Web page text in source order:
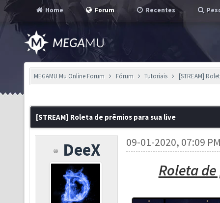
Home Forum Recentes
MEGAMU Mu Online Forum Fórum Tutoriais [STREAM]
[STREAM] Roleta de prêmios para sua live
DeeX 09-01-2020, 07:09
Roleta